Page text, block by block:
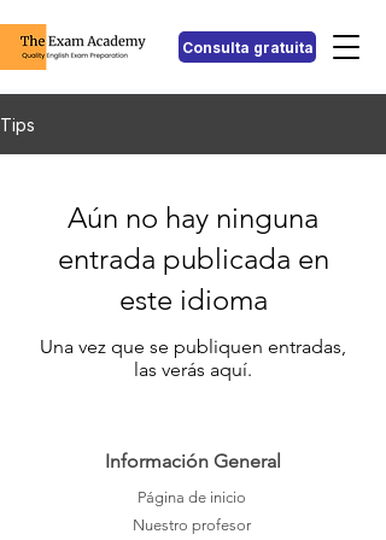
Consulta gratuita
Tips
Aún no hay ninguna
entrada publicada en
este idioma
Una vez que se publiquen entradas,
las verás aquí.
Información General
Página de inicio
Nuestro profesor